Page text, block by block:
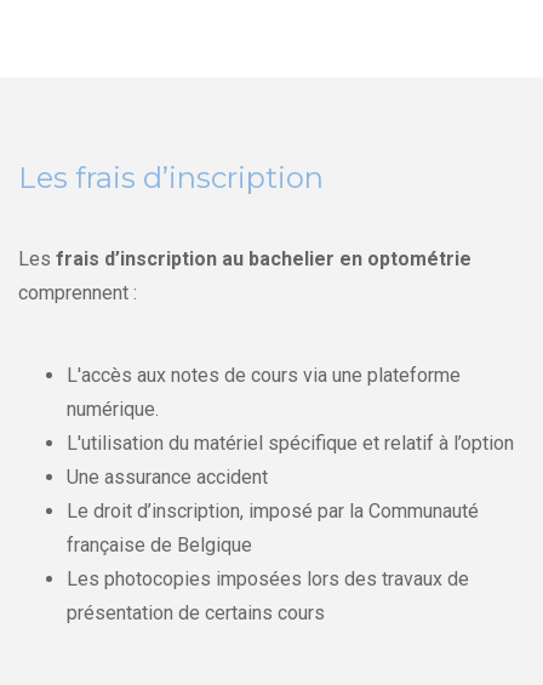
Les frais d’inscription
Les frais d’inscription au bachelier en optométrie
comprennent :
L'accès aux notes de cours via une plateforme
numérique.
L'utilisation du matériel spécifique et relatif à l’option
Une assurance accident
Le droit d’inscription, imposé par la Communauté
française de Belgique
Les photocopies imposées lors des travaux de
présentation de certains cours